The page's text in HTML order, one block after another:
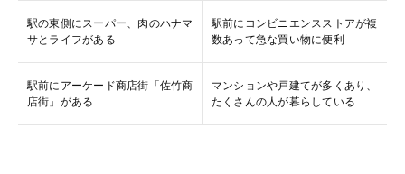
駅の東側にスーパー、肉のハナマ
サとライフがある
駅前にコンビニエンスストアが複
数あって急な買い物に便利
駅前にアーケード商店街「佐竹商
店街」がある
マンションや戸建てが多くあり、
たくさんの人が暮らしている